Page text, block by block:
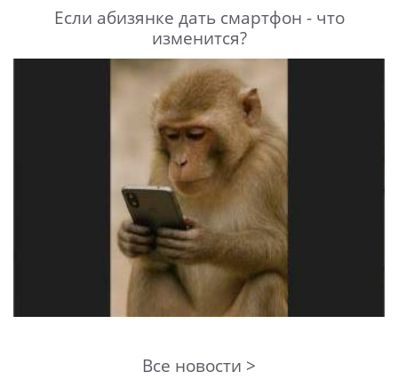
Если абизянке дать смартфон - что
изменится?
Все новости >